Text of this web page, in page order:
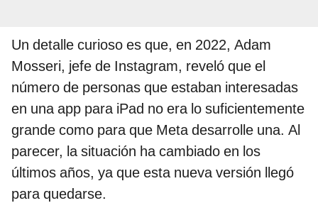
Un detalle curioso es que, en 2022, Adam
Mosseri, jefe de Instagram, reveló que el
número de personas que estaban interesadas
en una app para iPad no era lo suficientemente
grande como para que Meta desarrolle una. Al
parecer, la situación ha cambiado en los
últimos años, ya que esta nueva versión llegó
para quedarse.